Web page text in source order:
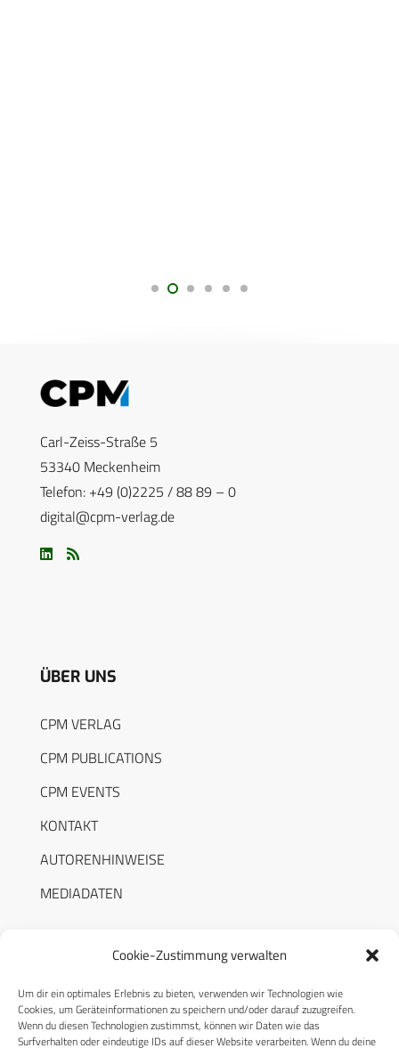
Cookie-Zustimmung verwalten
Um dir ein optimales Erlebnis zu bieten, verwenden wir Technologien wie
Cookies, um Geräteinformationen zu speichern und/oder darauf zuzugreifen.
Wenn du diesen Technologien zustimmst, können wir Daten wie das
Surfverhalten oder eindeutige IDs auf dieser Website verarbeiten. Wenn du deine
Carl-Zeiss-Straße 5
53340 Meckenheim
Telefon: +49 (0)2225 / 88 89 – 0
digital@cpm-verlag.de
ÜBER UNS
CPM VERLAG
CPM PUBLICATIONS
CPM EVENTS
KONTAKT
AUTORENHINWEISE
MEDIADATEN
RECHTLICHES